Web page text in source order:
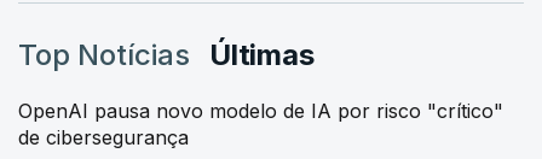
Top Notícias Últimas
OpenAI pausa novo modelo de IA por risco "crítico"
de cibersegurança